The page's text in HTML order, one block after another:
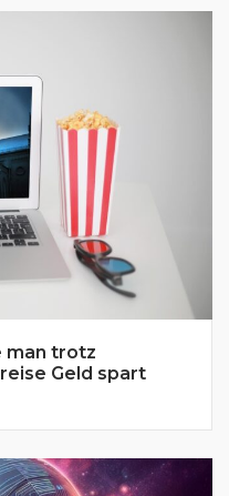
man trotz
Geld spart